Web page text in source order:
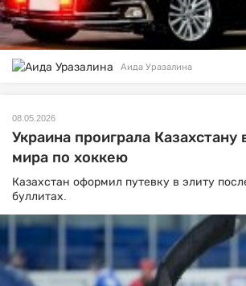
Аида Уразалина
08.05.2026
Украина проиграла Казахстану
мира по хоккею
Казахстан оформил путевку в элиту
буллитах.